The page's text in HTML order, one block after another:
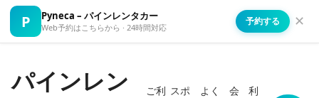
P Pyneca – パインレンタカー
Web予約はこちらから · 24時間対応
予約する ✕
パインレン
ご利 スポ
よく
会
利